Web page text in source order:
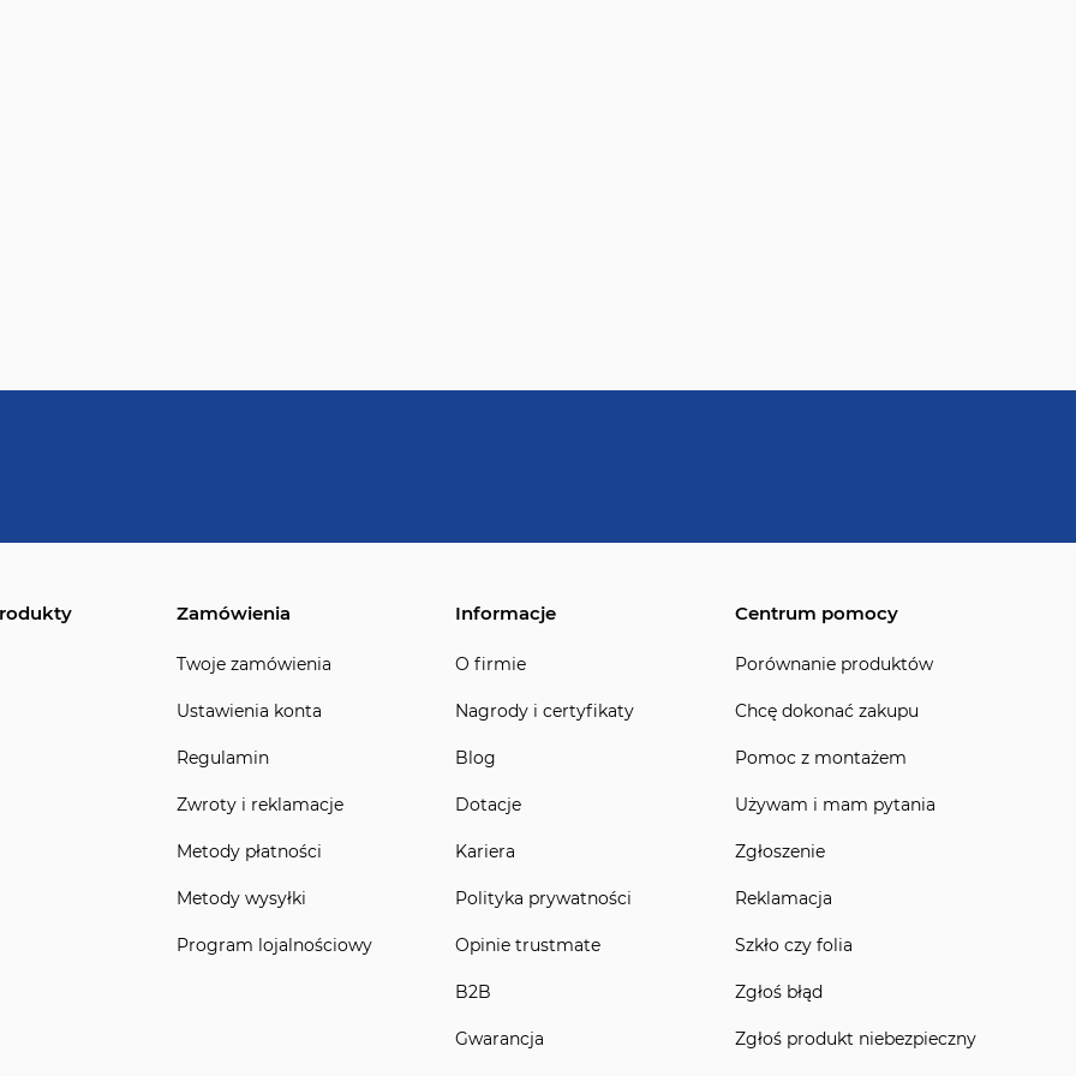
Zamówienia
Twoje zamówienia
Ustawienia konta
Regulamin
Zwroty i reklamacje
Metody płatności
Metody wysyłki
Program lojalnościowy
Informacje
O firmie
Nagrody i certyfikaty
Blog
Dotacje
Kariera
Polityka prywatności
Opinie trustmate
B2B
Gwarancja
Centrum pomocy
Porównanie produktów
Chcę dokonać zakupu
Pomoc z montażem
Używam i mam pytania
Zgłoszenie
Reklamacja
Szkło czy folia
Zgłoś błąd
Zgłoś produkt niebezpieczny